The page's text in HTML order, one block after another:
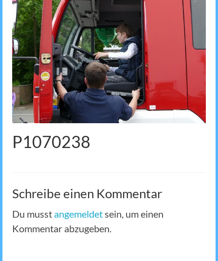
P1070238
Schreibe einen Kommentar
Du musst angemeldet sein, um einen
Kommentar abzugeben.